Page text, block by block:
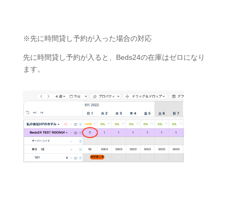
※先に時間貸し予約が入った場合の対応
先に時間貸し予約が入ると、Beds24の在庫はゼロになり
ます。